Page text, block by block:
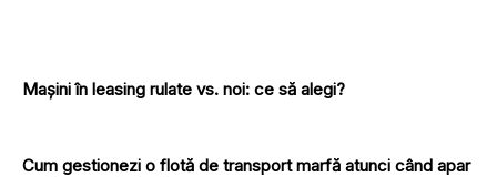
Mașini în leasing rulate vs. noi: ce să alegi?
Cum gestionezi o flotă de transport marfă atunci când apar